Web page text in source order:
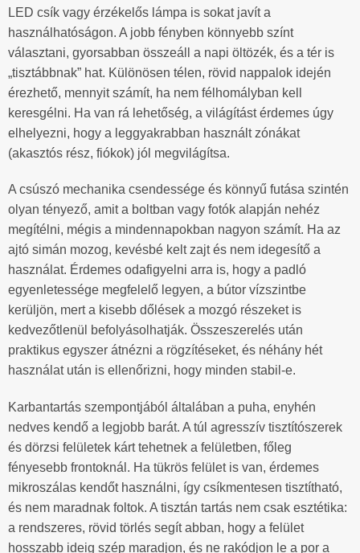
LED csík vagy érzékelős lámpa is sokat javít a
használhatóságon. A jobb fényben könnyebb színt
választani, gyorsabban összeáll a napi öltözék, és a tér is
„tisztábbnak” hat. Különösen télen, rövid nappalok idején
érezhető, mennyit számít, ha nem félhomályban kell
keresgélni. Ha van rá lehetőség, a világítást érdemes úgy
elhelyezni, hogy a leggyakrabban használt zónákat
(akasztós rész, fiókok) jól megvilágítsa.
A csúszó mechanika csendessége és könnyű futása szintén
olyan tényező, amit a boltban vagy fotók alapján nehéz
megítélni, mégis a mindennapokban nagyon számít. Ha az
ajtó simán mozog, kevésbé kelt zajt és nem idegesítő a
használat. Érdemes odafigyelni arra is, hogy a padló
egyenletessége megfelelő legyen, a bútor vízszintbe
kerüljön, mert a kisebb dőlések a mozgó részeket is
kedvezőtlenül befolyásolhatják. Összeszerelés után
praktikus egyszer átnézni a rögzítéseket, és néhány hét
használat után is ellenőrizni, hogy minden stabil-e.
Karbantartás szempontjából általában a puha, enyhén
nedves kendő a legjobb barát. A túl agresszív tisztítószerek
és dörzsi felületek kárt tehetnek a felületben, főleg
fényesebb frontoknál. Ha tükrös felület is van, érdemes
mikroszálas kendőt használni, így csíkmentesen tisztítható,
és nem maradnak foltok. A tisztán tartás nem csak esztétika:
a rendszeres, rövid törlés segít abban, hogy a felület
hosszabb ideig szép maradjon, és ne rakódjon le a por a